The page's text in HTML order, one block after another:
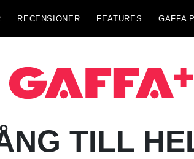
RECENSIONER FEATURES GAFFA
TILL